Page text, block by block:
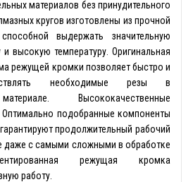
материалов без принудительного
кругов изготовлены из прочной
выдержать значительную
и высокую температуру. Оригинальная
режущей кромки позволяет быстро и
необходимые резы в
Высококачественные
Оптимально подобранные компоненты
продолжительный рабочий
даже с самыми сложными в обработке
режущая кромка
работу.